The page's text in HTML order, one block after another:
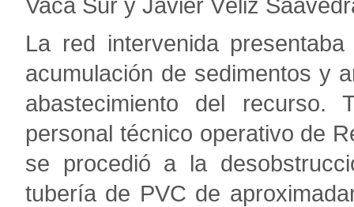
Vaca Sur y Javier Véliz
La red intervenida
acumulación de sedimentos y
abastecimiento del
personal técnico operativo de
se procedió a la
tubería de PVC de